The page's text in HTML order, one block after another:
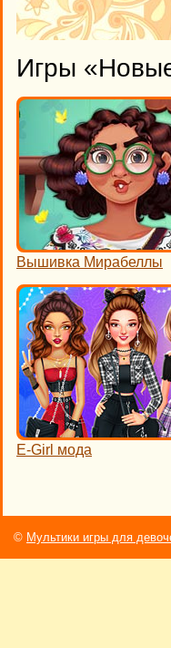
Игры
Вышивка Мирабеллы
E-Girl мода
© Мультики игры для